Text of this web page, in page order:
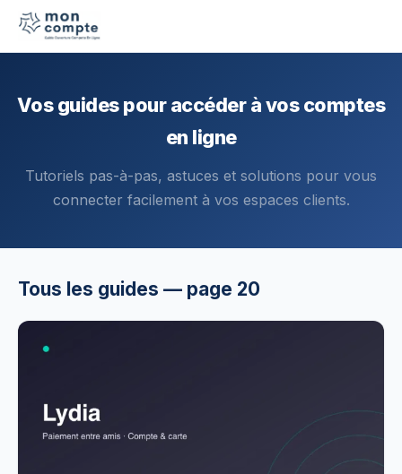
Vos guides pour accéder à vos comptes
en ligne
Tutoriels pas-à-pas, astuces et solutions pour vous
connecter facilement à vos espaces clients.
Tous les guides — page 20